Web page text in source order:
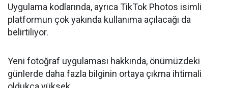
Uygulama kodlarında, ayrıca TikTok Photos isimli
platformun çok yakında kullanıma açılacağı da
belirtiliyor.
Yeni fotoğraf uygulaması hakkında, önümüzdeki
günlerde daha fazla bilginin ortaya çıkma ihtimali